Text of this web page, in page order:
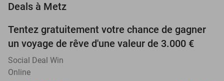
Deals à Metz
Tentez gratuitement votre chance de gagner
un voyage de rêve d'une valeur de 3.000 €
Social Deal Win
Online